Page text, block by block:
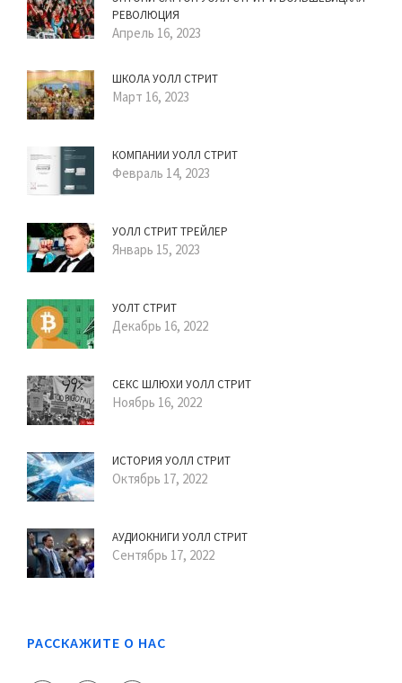
РЕВОЛЮЦИЯ
Апрель 16, 2023
ШКОЛА УОЛЛ СТРИТ
Март 16, 2023
КОМПАНИИ УОЛЛ СТРИТ
Февраль 14, 2023
УОЛЛ СТРИТ ТРЕЙЛЕР
Январь 15, 2023
УОЛТ СТРИТ
Декабрь 16, 2022
СЕКС ШЛЮХИ УОЛЛ СТРИТ
Ноябрь 16, 2022
ИСТОРИЯ УОЛЛ СТРИТ
Октябрь 17, 2022
АУДИОКНИГИ УОЛЛ СТРИТ
Сентябрь 17, 2022
РАССКАЖИТЕ О НАС